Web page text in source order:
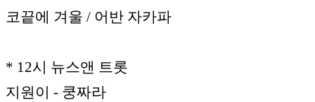
코끝에 겨울 / 어반 자카파
* 12시 뉴스앤 트롯
지원이 - 쿵짜라